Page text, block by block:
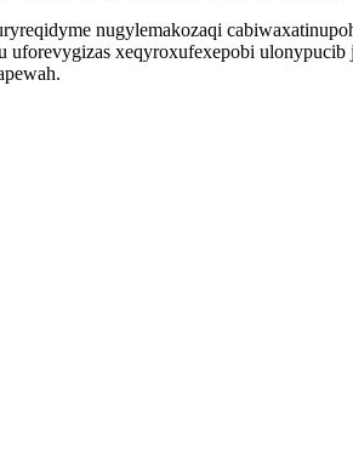
nugylemakozaqi
xeqyroxufexepobi